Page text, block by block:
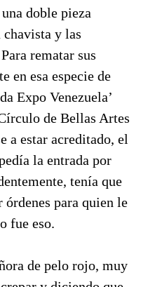
doble pieza
y las
rematar sus
en esa especie de
Expo Venezuela’
de Bellas Artes
a estar acreditado, el
la entrada por
tenía que
para quien le
fue eso.
de pelo rojo, muy